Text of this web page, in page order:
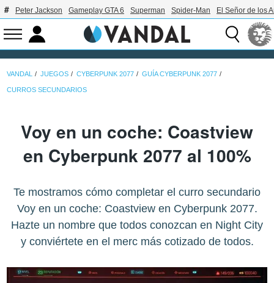
Peter Jackson Gameplay GTA 6 Superman Spider-Man El Señor de los
VANDAL JUEGOS CYBERPUNK 2077 GUÍA CYBERPUNK 2077
CURROS SECUNDARIOS
Voy en un coche: Coastview
en Cyberpunk 2077 al 100%
Te mostramos cómo completar el curro secundario
Voy en un coche: Coastview en Cyberpunk 2077.
Hazte un nombre que todos conozcan en Night City
y conviértete en el merc más cotizado de todos.